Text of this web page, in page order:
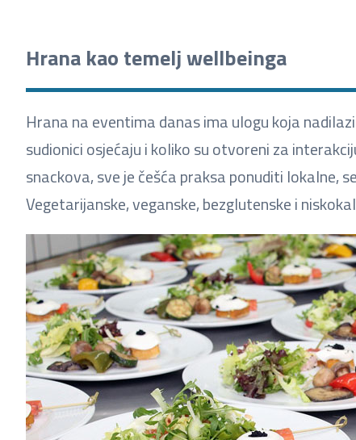
Hrana kao temelj wellbeinga
Hrana na eventima danas ima ulogu koja
sudionici osjećaju i koliko su otvoreni za
snackova, sve je češća praksa ponuditi lokalne,
Vegetarijanske, veganske, bezglutenske i